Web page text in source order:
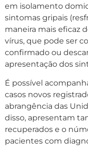
em isolamento
sintomas gripais
maneira mais eficaz
vírus, que pode ser
confirmado ou
apresentação dos
É possível
casos novos
abrangência das
disso, apresentam
recuperados e o
pacientes com